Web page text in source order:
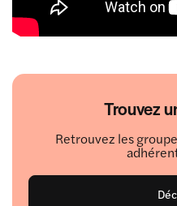
Trouvez
Retrouvez les